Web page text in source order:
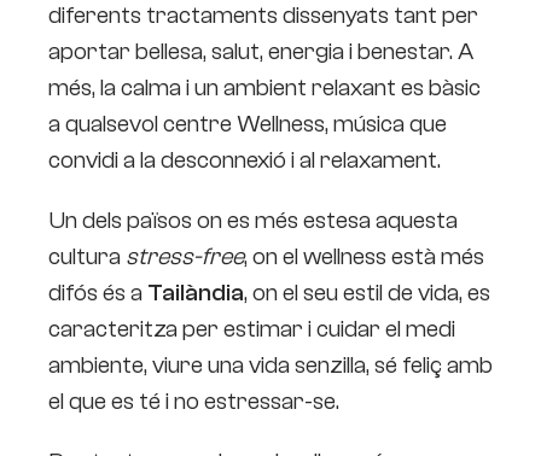
diferents tractaments dissenyats tant per
aportar bellesa, salut, energia i benestar. A
més, la calma i un ambient relaxant es bàsic
a qualsevol centre Wellness, música que
convidi a la desconnexió i al relaxament.
Un dels països on es més estesa aquesta
cultura stress-free, on el wellness està més
difós és a Tailàndia, on el seu estil de vida, es
caracteritza per estimar i cuidar el medi
ambiente, viure una vida senzilla, sé feliç amb
el que es té i no estressar-se.